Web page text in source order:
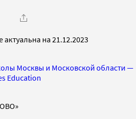
на 21.12.2023
Москвы и Московской области —
Education